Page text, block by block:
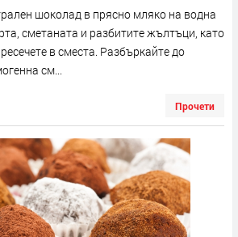
шоколад в прясно мляко на водна
сметаната и разбитите жълтъци, като
в сместа. Разбъркайте до
см...
Прочети